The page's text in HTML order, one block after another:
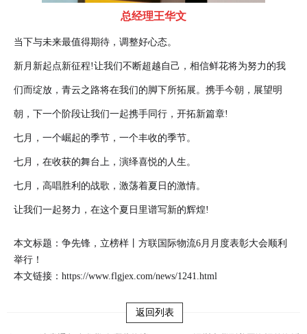
总经理王华文
当下与未来最值得期待，调整好心态。
新月新起点新征程!让我们不断超越自己，相信鲜花将为努力的我
们而绽放，青云之路将在我们的脚下所拓展。携手今朝，展望明
朝，下一个阶段让我们一起携手同行，开拓新篇章!
七月，一个崛起的季节，一个丰收的季节。
七月，在收获的舞台上，演绎喜悦的人生。
七月，高唱胜利的战歌，激荡着夏日的激情。
让我们一起努力，在这个夏日里谱写新的辉煌!
本文标题：争先锋，立榜样丨方联国际物流6月月度表彰大会顺利
举行！
本文链接： https://www.flgjex.com/news/1241.html
返回列表